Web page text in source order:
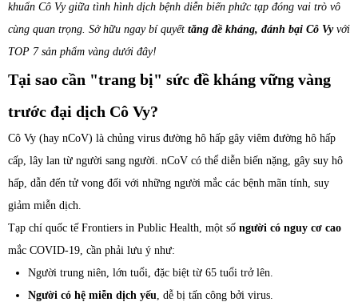
khuẩn Cô Vy giữa tình hình dịch bệnh diễn biến phức tạp đóng vai trò vô
cùng quan trọng. Sở hữu ngay bí quyết tăng đề kháng, đánh bại Cô Vyvới
TOP 7 sản phẩm vàng dưới đây!
Tại sao cần "trang bị" sức đề kháng vững vàng
trước đại dịch Cô Vy?
Cô Vy (hay nCoV) là chủng virus đường hô hấp gây viêm đường hô hấp
cấp, lây lan từ người sang người. nCoV có thể diễn biến nặng, gây suy hô
hấp, dẫn đến tử vong đối với những người mắc các bệnh mãn tính, suy
giảm miễn dịch.
Tạp chí quốc tế Frontiers in Public Health, một số người có nguy cơ cao
mắc COVID-19, cần phải lưu ý như:
Người trung niên, lớn tuổi, đặc biệt từ 65 tuổi trở lên.
Người có hệ miễn dịch yếu, dễ bị tấn công bởi virus.